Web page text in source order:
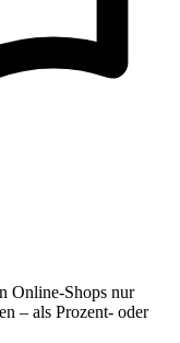
Online-Shops nur
– als Prozent- oder